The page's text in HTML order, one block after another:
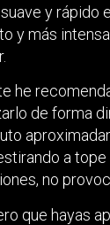
y rápido
y más
he
de forma
a tope
no
que hayas